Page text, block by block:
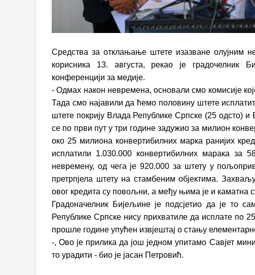
Средства за отклањање штете изазване олујним
корисника 13. августа, рекао је
конференцији за медије.
- Одмах након невремена, основали смо комисије
Тада смо најавили да ћемо половину штете
штете покрију Влада Републике Српске (25 одсто)
се по први пут у три године задужио за милион
око 25 милиона конвертибилних марка ранијих
исплатили 1.030.000 конвертибилних марака за
невремену, од чега је 920.000 за штету у
претрпјела штету на стамбеним објектима.
овог кредита су повољни, а међу њима је и каматна
Градоначелник Бијељине је подсјетио да је то
Републике Српске нису прихватиле да исплате по
прошле године упућен извјештај о стању
-, Ово је прилика да још једном упитамо Савјет
то урадити - био је јасан Петровић.